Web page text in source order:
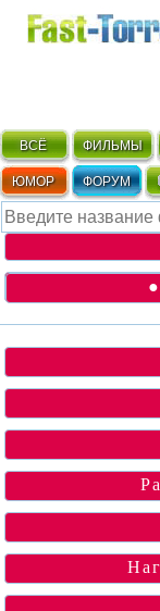
ВСЁ ФИЛЬМЫ
ЮМОР ФОРУМ